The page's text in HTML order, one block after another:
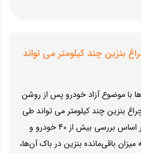
بنزین چند کیلومتر می تواند
با موضوع آزاد خودرو پس از روشن
بنزین چند کیلومتر می تواند طی
کند؟ بر اساس بررسی بیش از 40 خودرو و
میزان باقی‌مانده بنزین در باک آن‌ها،